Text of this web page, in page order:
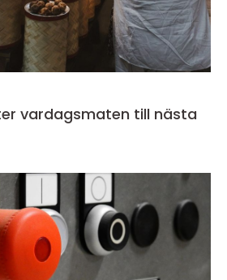
vardagsmaten till nästa